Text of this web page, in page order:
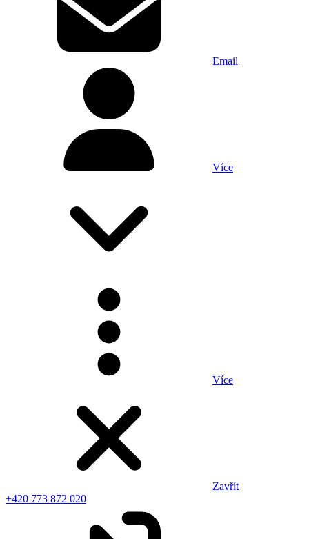
Email
Více
Více
Zavřít
+420 773 872 020